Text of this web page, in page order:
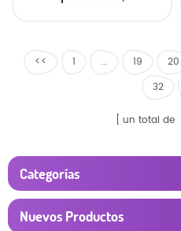
OEM ODM, venta al por
<< 1 ... 19 20
32
un total de
Categorías
Nuevos Productos